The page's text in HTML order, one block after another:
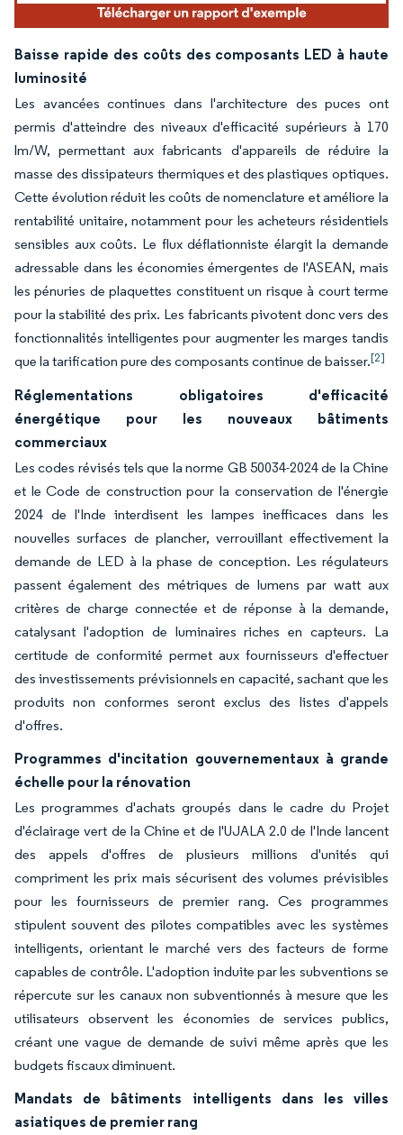
Baisse rapide des coûts des composants LED à haute
luminosité
Les avancées continues dans l'architecture des puces ont
permis d'atteindre des niveaux d'efficacité supérieurs à 170
lm/W, permettant aux fabricants d'appareils de réduire la
masse des dissipateurs thermiques et des plastiques optiques.
Cette évolution réduit les coûts de nomenclature et améliore la
rentabilité unitaire, notamment pour les acheteurs résidentiels
sensibles aux coûts. Le flux déflationniste élargit la demande
adressable dans les économies émergentes de l'ASEAN, mais
les pénuries de plaquettes constituent un risque à court terme
pour la stabilité des prix. Les fabricants pivotent donc vers des
fonctionnalités intelligentes pour augmenter les marges tandis
que la tarification pure des composants continue de baisser.[2]
Réglementations obligatoires d'efficacité
énergétique pour les nouveaux bâtiments
commerciaux
Les codes révisés tels que la norme GB 50034-2024 de la Chine
et le Code de construction pour la conservation de l'énergie
2024 de l'Inde interdisent les lampes inefficaces dans les
nouvelles surfaces de plancher, verrouillant effectivement la
demande de LED à la phase de conception. Les régulateurs
passent également des métriques de lumens par watt aux
critères de charge connectée et de réponse à la demande,
catalysant l'adoption de luminaires riches en capteurs. La
certitude de conformité permet aux fournisseurs d'effectuer
des investissements prévisionnels en capacité, sachant que les
produits non conformes seront exclus des listes d'appels
d'offres.
Programmes d'incitation gouvernementaux à grande
échelle pour la rénovation
Les programmes d'achats groupés dans le cadre du Projet
d'éclairage vert de la Chine et de l'UJALA 2.0 de l'Inde lancent
des appels d'offres de plusieurs millions d'unités qui
compriment les prix mais sécurisent des volumes prévisibles
pour les fournisseurs de premier rang. Ces programmes
stipulent souvent des pilotes compatibles avec les systèmes
intelligents, orientant le marché vers des facteurs de forme
capables de contrôle. L'adoption induite par les subventions se
répercute sur les canaux non subventionnés à mesure que les
utilisateurs observent les économies de services publics,
créant une vague de demande de suivi même après que les
budgets fiscaux diminuent.
Mandats de bâtiments intelligents dans les villes
asiatiques de premier rang